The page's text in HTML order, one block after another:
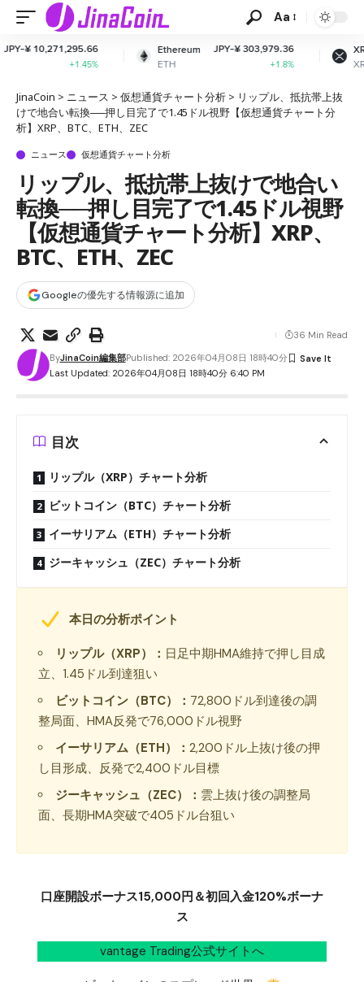
Aa
Ethereum
ETH
JPY-¥ 303,979.36
XRP
XRP
JPY-¥ 163.21
-0.86%
JinaCoin > ニュース > 仮想通貨チャート分析 > リップル、抵抗帯上抜
けで地合い転換──押し目完了で1.45ドル視野【仮想通貨チャート分
析】XRP、BTC、ETH、ZEC
ニュース 仮想通貨チャート分析
リップル、抵抗帯上抜けで地合い
転換──押し目完了で1.45ドル視野
【仮想通貨チャート分析】XRP、
BTC、ETH、ZEC
Googleの優先する情報源に追加
Last Updated: 2026年04月08日 18時40分 6:40 PM
ByJinaCoin編集部Published: 2026年04月08日 18時40分
36 Min Read
目次
リップル（XRP）チャート分析
ビットコイン（BTC）チャート分析
イーサリアム（ETH）チャート分析
ジーキャッシュ（ZEC）チャート分析
本日の分析ポイント
リップル（XRP）： 日足中期HMA維持で押し目成
立、1.45ドル到達狙い
ビットコイン（BTC）： 72,800ドル到達後の調
整局面、HMA反発で76,000ドル視野
イーサリアム（ETH）： 2,200ドル上抜け後の押
し目形成、反発で2,400ドル目標
ジーキャッシュ（ZEC）： 雲上抜け後の調整局
面、長期HMA突破で405ドル台狙い
口座開設ボーナス15,000円＆初回入金120%ボーナ
ス
vantage Trading公式サイトへ